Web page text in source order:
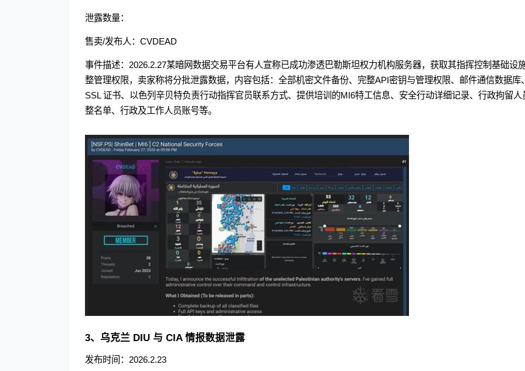
泄露数量：
售卖/发布人：CVDEAD
事件描述：2026.2.27某暗网数据交易平台有人宣称已成功渗透巴勒斯坦权力机构服务器，获取其指挥控制基础设
整管理权限，卖家称将分批泄露数据，内容包括：全部机密文件备份、完整API密钥与管理权限、邮件通信数据库
SSL 证书、以色列辛贝特负责行动指挥官员联系方式、提供培训的MI6特工信息、安全行动详细记录、行政拘留人
整名单、行政及工作人员账号等。
3、乌克兰 DIU 与 CIA 情报数据泄露
发布时间：2026.2.23